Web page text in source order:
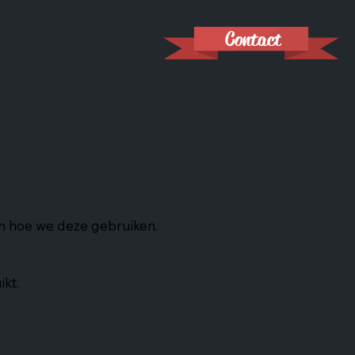
Contact
hoe we deze gebruiken.